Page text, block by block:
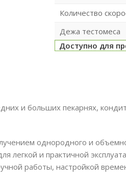
Количество
Дежа тестомеса
Доступно для
и больших пекарнях,
однородного и
и практичной
работы, настройкой